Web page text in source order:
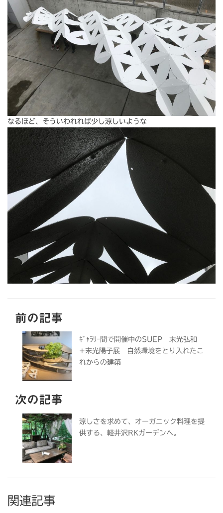
なるほど、そういわれれば少し涼しいような
前の記事
ｷﾞｬﾗﾘｰ間で開催中のSUEP 末光弘和
+末光陽子展 自然環境をとり入れたこ
れからの建築
次の記事
涼しさを求めて、オーガニック料理を提
供する、軽井沢RKガーデンへ。
関連記事